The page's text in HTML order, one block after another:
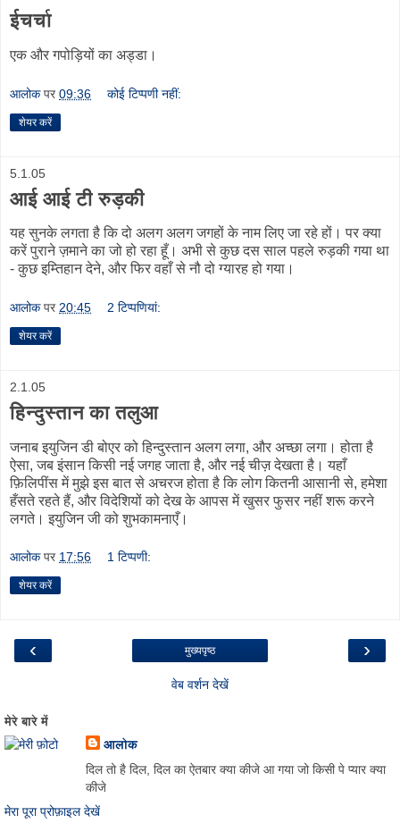
ईचर्चा
एक और गपोड़ियों का अड्डा।
आलोक पर09:36 कोई टिप्पणी नहीं:
शेयर करें
5.1.05
आई आई टी रुड़की
यह सुनके लगता है कि दो अलग अलग जगहों के नाम लिए जा रहे हों। पर क्या
करें पुराने ज़माने का जो हो रहा हूँ। अभी से कुछ दस साल पहले रुड़की गया था
- कुछ इम्तिहान देने, और फिर वहाँ से नौ दो ग्यारह हो गया।
आलोक पर 20:45 2 टिप्‍पणियां:
शेयर करें
2.1.05
हिन्दुस्तान का तलुआ
जनाब इयुजिन डी बोएर को हिन्दुस्तान अलग लगा, और अच्छा लगा। होता है
ऐसा, जब इंसान किसी नई जगह जाता है, और नई चीज़ देखता है। यहाँ
फ़िलिपींस में मुझे इस बात से अचरज होता है कि लोग कितनी आसानी से, हमेशा
हँसते रहते हैं, और विदेशियों को देख के आपस में खुसर फुसर नहीं शरू करने
लगते। इयुजिन जी को शुभकामनाएँ।
आलोक पर 17:56 1 टिप्पणी:
शेयर करें
‹ ›
मुख्यपृष्ठ
वेब वर्शन देखें
मेरे बारे में
आलोक
दिल तो है दिल, दिल का ऐतबार क्या कीजे आ गया जो किसी पे प्यार क्या
कीजे
मेरा पूरा प्रोफ़ाइल देखें